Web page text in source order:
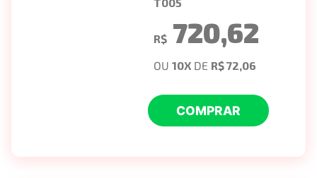
T005
R$ 720,62
OU 10XDE R$ 72,06
COMPRAR